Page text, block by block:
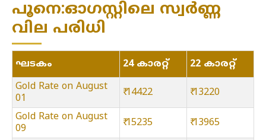
പൂനെ:ഓഗസ്റ്റിലെ സ്വർണ്ണ
വില പരിധി
ഘടകം 24 കാരറ്റ്
22 കാരറ്റ്
Gold Rate on August
01
₹ 14422 ₹ 13220
Gold Rate on August
09
₹ 15235 ₹ 13965